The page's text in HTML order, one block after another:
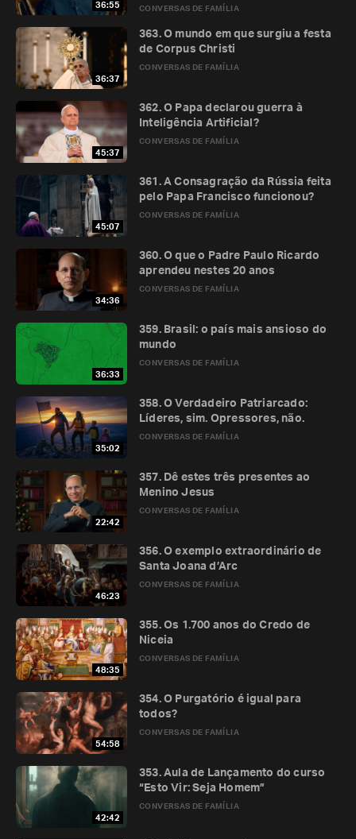
36:55 CONVERSAS DE FAMÍLIA
36:37
CONVERSAS DE FAMÍLIA
363. O mundo em que surgiu a festa
de Corpus Christi
45:37
CONVERSAS DE FAMÍLIA
362. O Papa declarou guerra à
Inteligência Artificial?
45:07
CONVERSAS DE FAMÍLIA
361. A Consagração da Rússia feita
pelo Papa Francisco funcionou?
34:36
CONVERSAS DE FAMÍLIA
360. O que o Padre Paulo Ricardo
aprendeu nestes 20 anos
36:33
CONVERSAS DE FAMÍLIA
359. Brasil: o país mais ansioso do
mundo
35:02
CONVERSAS DE FAMÍLIA
358. O Verdadeiro Patriarcado:
Líderes, sim. Opressores, não.
22:42
CONVERSAS DE FAMÍLIA
357. Dê estes três presentes ao
Menino Jesus
46:23
CONVERSAS DE FAMÍLIA
356. O exemplo extraordinário de
Santa Joana d’Arc
48:35
CONVERSAS DE FAMÍLIA
355. Os 1.700 anos do Credo de
Niceia
54:58
CONVERSAS DE FAMÍLIA
354. O Purgatório é igual para
todos?
42:42
CONVERSAS DE FAMÍLIA
353. Aula de Lançamento do curso
“Esto Vir: Seja Homem”